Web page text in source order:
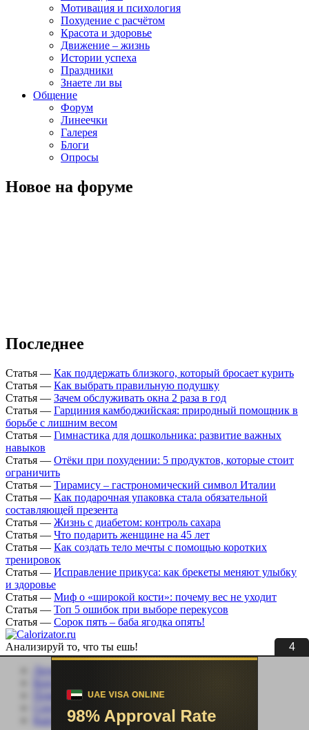
3
Мотивация и психология
Похудение с расчётом
Красота и здоровье
Движение – жизнь
Истории успеха
Праздники
Знаете ли вы
Общение
Форум
Линеечки
Галерея
Блоги
Опросы
Новое на форуме
Последнее
Статья — Как поддержать близкого, который бросает курить
Статья — Как выбрать правильную подушку
Статья — Зачем обслуживать окна 2 раза в год
Статья — Гарциния камбоджийская: природный помощник в
борьбе с лишним весом
Статья — Гимнастика для дошкольника: развитие важных
навыков
Статья — Отёки при похудении: 5 продуктов, которые стоит
ограничить
Статья — Тирамису – гастрономический символ Италии
Статья — Как подарочная упаковка стала обязательной
составляющей презента
Статья — Жизнь с диабетом: контроль сахара
Статья — Что подарить женщине на 45 лет
Статья — Как создать тело мечты с помощью коротких
тренировок
Статья — Исправление прикуса: как брекеты меняют улыбку
и здоровье
Статья — Миф о «широкой кости»: почему вес не уходит
Статья — Топ 5 ошибок при выборе перекусов
Статья — Сорок пять – баба ягодка опять!
Анализируй то, что ты ешь!
Личный кабинет
Помощь сайту
Соцсети
Карта сайта